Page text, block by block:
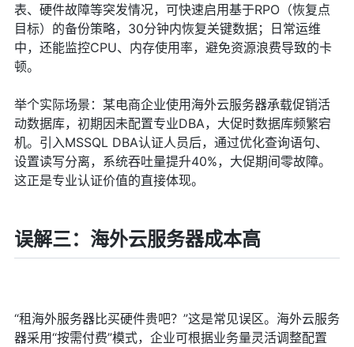
表、硬件故障等突发情况，可快速启用基于RPO（恢复点
目标）的备份策略，30分钟内恢复关键数据；日常运维
中，还能监控CPU、内存使用率，避免资源浪费导致的卡
顿。
举个实际场景：某电商企业使用海外云服务器承载促销活
动数据库，初期因未配置专业DBA，大促时数据库频繁宕
机。引入MSSQL DBA认证人员后，通过优化查询语句、
设置读写分离，系统吞吐量提升40%，大促期间零故障。
这正是专业认证价值的直接体现。
误解三：海外云服务器成本高
“租海外服务器比买硬件贵吧？”这是常见误区。海外云服务
器采用“按需付费”模式，企业可根据业务量灵活调整配置